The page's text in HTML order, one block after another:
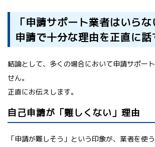
「申請サポート業者はいら
申請で十分な理由を正直に話
結論として、多くの場合において申請サポー
せん。
正直にお伝えします。
自己申請が「難しくない」理由
「申請が難しそう」という印象が、業者を使